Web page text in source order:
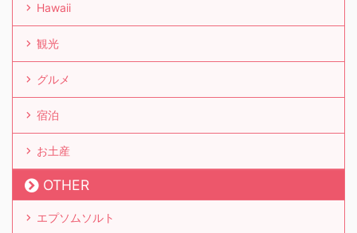
Hawaii
観光
グルメ
宿泊
お土産
OTHER
エプソムソルト